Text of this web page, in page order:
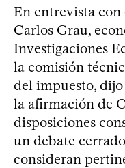
En entrevista con
Carlos Grau,
Investigaciones
la comisión
del impuesto,
la afirmación de
disposiciones
un debate
consideran